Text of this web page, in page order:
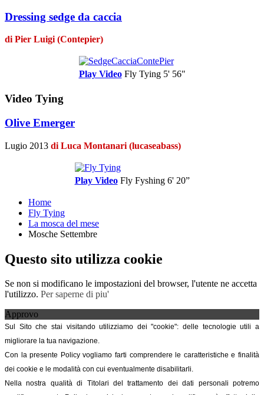
Dressing sedge da caccia
di Pier Luigi (Contepier)
Play Video Fly Tying 5' 56"
Video Tying
Olive Emerger
Lugio 2013 di Luca Montanari (lucaseabass)
Play Video Fly Fyshing 6' 20”
Home
Fly Tying
La mosca del mese
Mosche Settembre
Questo sito utilizza cookie
Se non si modificano le impostazioni del browser, l'utente ne accetta
l'utilizzo. Per saperne di piu'
Approvo
Sul Sito che stai visitando utilizziamo dei "cookie": delle tecnologie utili a
migliorare la tua navigazione.
Con la presente Policy vogliamo farti comprendere le caratteristiche e finalità
dei cookie e le modalità con cui eventualmente disabilitarli.
Nella nostra qualità di Titolari del trattamento dei dati personali potremo